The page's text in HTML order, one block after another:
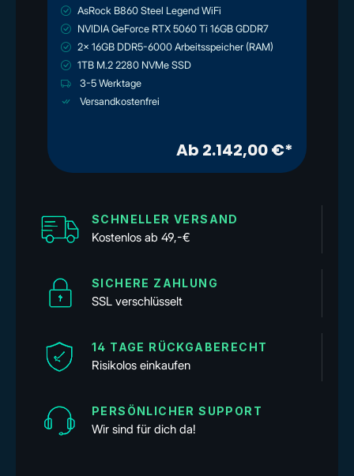
AsRock B860 Steel Legend WiFi
NVIDIA GeForce RTX 5060 Ti 16GB GDDR7
2x 16GB DDR5-6000 Arbeitsspeicher (RAM)
1TB M.2 2280 NVMe SSD
3-5 Werktage
Versandkostenfrei
Ab 2.142,00 €*
SCHNELLER VERSAND
Kostenlos ab 49,-€
SICHERE ZAHLUNG
SSL verschlüsselt
14 TAGE RÜCKGABERECHT
Risikolos einkaufen
PERSÖNLICHER SUPPORT
Wir sind für dich da!